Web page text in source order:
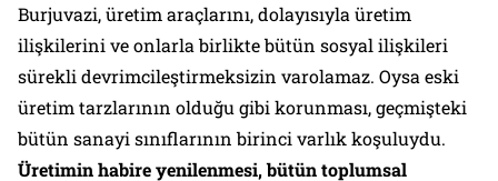
Burjuvazi, üretim araçlarını, dolayısıyla üretim
ilişkilerini ve onlarla birlikte bütün sosyal ilişkileri
sürekli devrimcileştirmeksizin varolamaz. Oysa eski
üretim tarzlarının olduğu gibi korunması, geçmişteki
bütün sanayi sınıflarının birinci varlık koşuluydu.
Üretimin habire yenilenmesi, bütün toplumsal